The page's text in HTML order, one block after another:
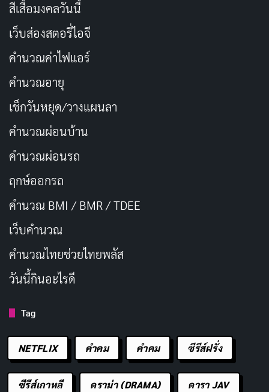
สีเสื้อมงคลวันนี้
เว็บส่องสตอรี่ไอจี
คำนวณค่าไฟแอร์
คำนวณอายุ
เช็กวันหยุด/วางแผนลา
คำนวณผ่อนบ้าน
คำนวณผ่อนรถ
ฤกษ์ออกรถ
คำนวณ BMI / BMR / TDEE
เว็บคํานวณ
คํานวณไทยช่วยไทยพลัส
วันนี้กินอะไรดี
Tag
NETFLIX คำคม คําคม ซีรีส์ฝรั่ง
ซีรีส์เกาหลี ดราม่า (DRAMA) ดารา JAV